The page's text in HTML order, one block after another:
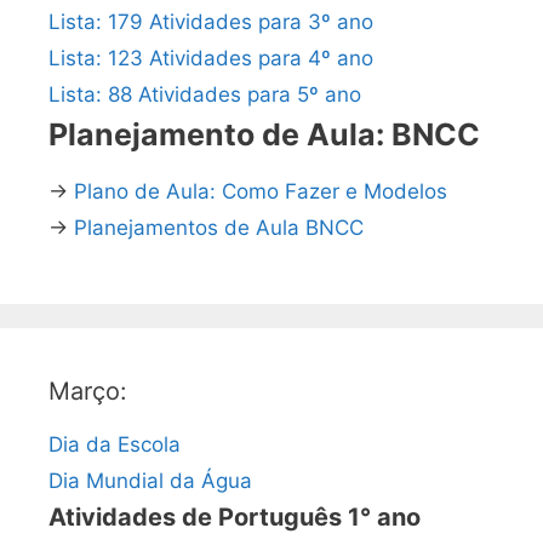
Lista: 179 Atividades para 3º ano
Lista: 123 Atividades para 4º ano
Lista: 88 Atividades para 5º ano
Planejamento de Aula: BNCC
→ Plano de Aula: Como Fazer e Modelos
→ Planejamentos de Aula BNCC
Março:
Dia da Escola
Dia Mundial da Água
Atividades de Português 1° ano